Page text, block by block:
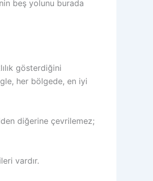
beş yolunu burada
gösterdiğini
her bölgede, en iyi
diğerine çevrilemez;
vardır.